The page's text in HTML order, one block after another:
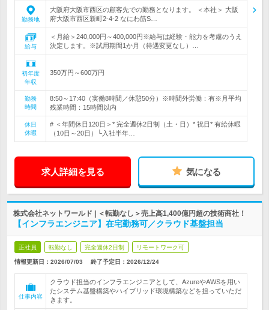
勤務地
大阪府大阪市西区の顧客先での勤務となります。 ＜本社＞ 大阪
府大阪市西区新町2-4-2 なにわ筋S…
給与
＜月給＞240,000円～400,000円※給与は経験・能力を考慮のうえ
決定します。※試用期間1か月（待遇変更なし）…
初年度
年収
350万円～600万円
勤務
時間
8:50～17:40（実働8時間／休憩50分）※時間外労働：有※月平均
残業時間：15時間以内
休日
休暇
# ＜年間休日120日＞* 完全週休2日制（土・日）* 祝日* 有給休暇
（10日～20日）└入社半年…
求人詳細を見る 気になる
株式会社ネットワールド | ＜転勤なし＞売上高1,400億円超の技術商社！
【インフラエンジニア】在宅勤務可／クラウド基盤担当
正社員 転勤なし 完全週休2日制 リモートワーク可
情報更新日：2026/07/03 終了予定日： 2026/12/24
仕事内容
クラウド担当のインフラエンジニアとして、AzureやAWSを用い
たシステム基盤構築やハイブリッド環境構築などを担っていただ
きます。